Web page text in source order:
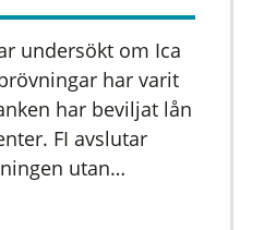
undersökt om Ica
har varit
har beviljat lån
FI avslutar
utan…